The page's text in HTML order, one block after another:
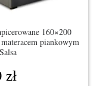
160×200
piankowym
zł